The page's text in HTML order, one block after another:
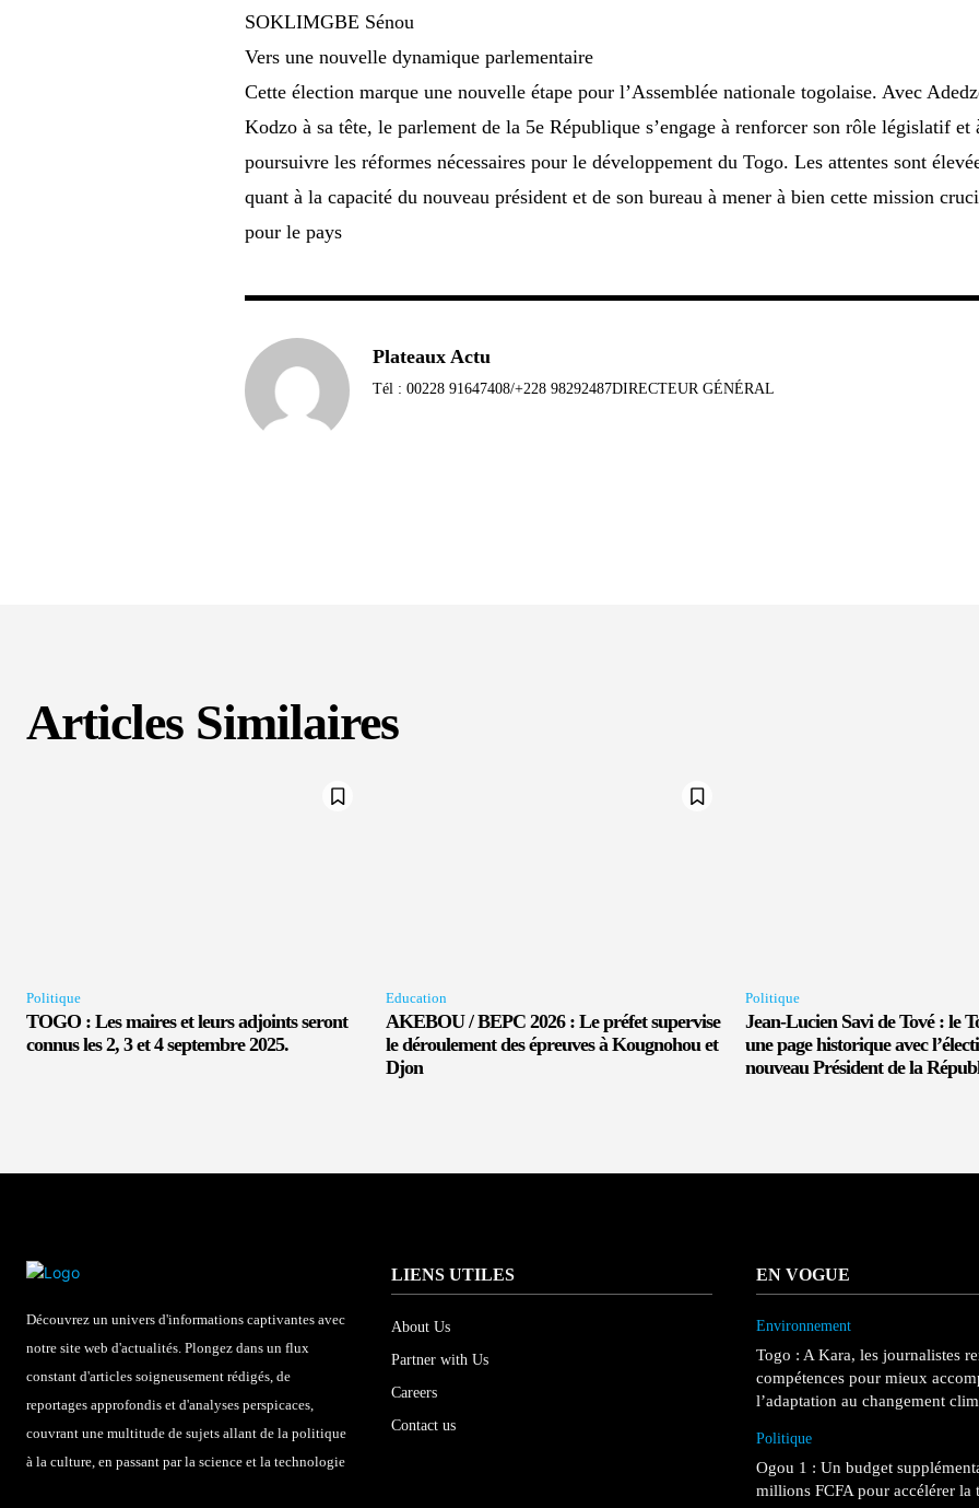
SOKLIMGBE Sénou
Vers une nouvelle dynamique parlementaire
Cette élection marque une nouvelle étape pour l’Assemblée nationale togolaise. Avec
Kodzo à sa tête, le parlement de la 5e République s’engage à renforcer son rôle législatif et
poursuivre les réformes nécessaires pour le développement du Togo. Les attentes sont
quant à la capacité du nouveau président et de son bureau à mener à bien cette mission
pour le pays
Plateaux Actu
Tél : 00228 91647408/+228 98292487DIRECTEUR GÉNÉRAL
Articles Similaires
Politique
TOGO : Les maires et leurs adjoints seront
connus les 2, 3 et 4 septembre 2025.
Education
AKEBOU / BEPC 2026 : Le préfet supervise
le déroulement des épreuves à Kougnohou et
Djon
Politique
Jean-Lucien Savi de Tové : le
une page historique avec
nouveau Président de la
Découvrez un univers d'informations captivantes avec
notre site web d'actualités. Plongez dans un flux
constant d'articles soigneusement rédigés, de
reportages approfondis et d'analyses perspicaces,
couvrant une multitude de sujets allant de la politique
à la culture, en passant par la science et la technologie
LIENS UTILES
About Us
Partner with Us
Careers
Contact us
EN VOGUE
Environnement
Togo : A Kara, les journalistes
compétences pour mieux
l’adaptation au changement
Politique
Ogou 1 : Un budget
millions FCFA pour accélérer la